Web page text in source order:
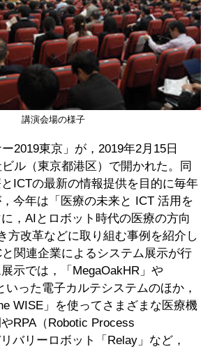
講演会場の様子
ー2019東京」が，2019年2月15日
ビル（東京都港区）で開かれた。同
ICTの最新の情報提供を目的に毎年
今年は「医療の未来と ICT 活用を
，AIとロボット時代の医療の方向
方改革などに取り組む事例を紹介し
関連企業によるシステム展示が行
示では，「MegaOakHR」や
いった電子カルテシステムのほか，
WISE」を使ってさまざまな医療機
RPA（Robotic Process
バリーロボット「Relay」など，